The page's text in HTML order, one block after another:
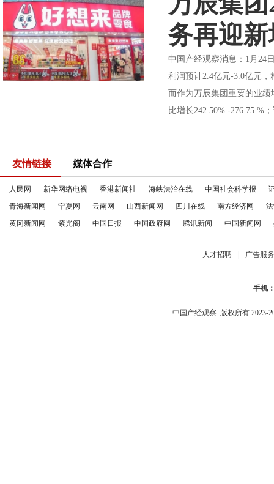
务再迎
中国产经观察消息：1月24
利润预计2.4亿元-3.0亿元
而作为万辰集团重要的业
比增长242.50% -276.75 %
友情链接 媒体合作
人民网 新华网络电视 香港新闻社 海峡法治在线 中国社会科学报
青海新闻网
宁夏网 云南网 山西新闻网 四川在线 南方经济网
黄冈新闻网
紫光阁 中国日报 中国政府网 腾讯新闻 中国新闻网
人才招聘 广告服务
手机
中国产经观察 版权所有 2023-